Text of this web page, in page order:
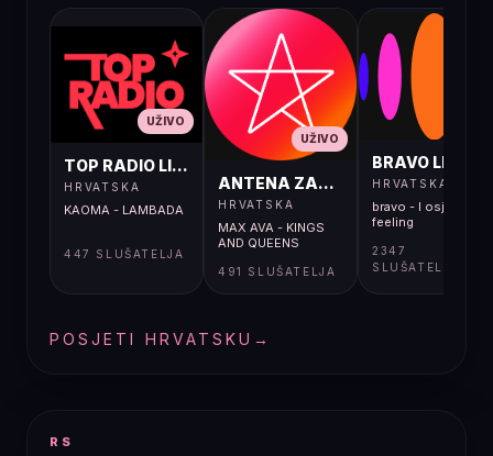
UŽIVO
TOP RADIO LIVE
HRVATSKA
KAOMA - LAMBADA
447 SLUŠATELJA
UŽIVO
ANTENA ZAGREB LIVE
HRVATSKA
MAX AVA - KINGS
AND QUEENS
491 SLUŠATELJA
BRAVO LIVE
HRVATSKA
bravo - I osjećaj i
feeling
2347
SLUŠATELJA
POSJETI HRVATSKU →
RS